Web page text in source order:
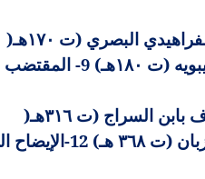
البصري (ت ١٧٠هـ
)
الكتاب المؤلف: عمرو بن عثمان
السراج (ت ٣١٦هـ
)
شرح كتاب سيبويه المؤلف: